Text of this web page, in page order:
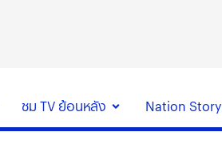
ชม TV ย้อนหลัง Nation Story